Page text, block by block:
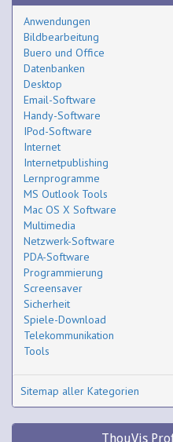
Anwendungen
Bildbearbeitung
Buero und Office
Datenbanken
Desktop
Email-Software
Handy-Software
IPod-Software
Internet
Internetpublishing
Lernprogramme
MS Outlook Tools
Mac OS X Software
Multimedia
Netzwerk-Software
PDA-Software
Programmierung
Screensaver
Sicherheit
Spiele-Download
Telekommunikation
Tools
Sitemap aller Kategorien
ThouVis